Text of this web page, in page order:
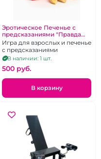
Эротическое Печенье с
предсказаниями "Правда
или действие"
Игра для взрослых и печенье
с предсказаниями
В наличии: 1 шт.
500 pуб.
В корзину